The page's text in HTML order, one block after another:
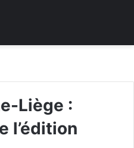
Liège :
l’édition